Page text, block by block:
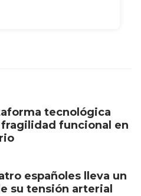
tecnológica
funcional en
españoles lleva un
su tensión arterial